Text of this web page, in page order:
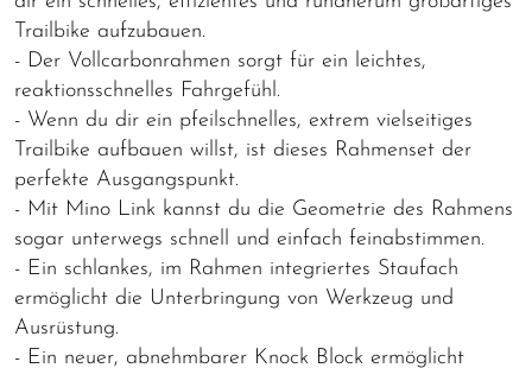
Trailbike aufzubauen.
- Der Vollcarbonrahmen sorgt für ein leichtes,
reaktionsschnelles Fahrgefühl.
- Wenn du dir ein pfeilschnelles, extrem vielseitiges
Trailbike aufbauen willst, ist dieses Rahmenset der
perfekte Ausgangspunkt.
- Mit Mino Link kannst du die Geometrie des Rahmens
sogar unterwegs schnell und einfach feinabstimmen.
- Ein schlankes, im Rahmen integriertes Staufach
ermöglicht die Unterbringung von Werkzeug und
Ausrüstung.
- Ein neuer, abnehmbarer Knock Block ermöglicht